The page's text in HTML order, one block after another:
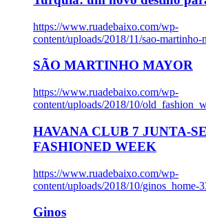
https://www.ruadebaixo.com/wp-
content/uploads/2018/11/sao-
SÃO MARTINHO MAYOR
https://www.ruadebaixo.com/wp-
content/uploads/2018/10/
HAVANA CLUB 7 JUNTA-
FASHIONED WEEK
https://www.ruadebaixo.com/wp-
content/uploads/2018/10/ginos_home-
Ginos